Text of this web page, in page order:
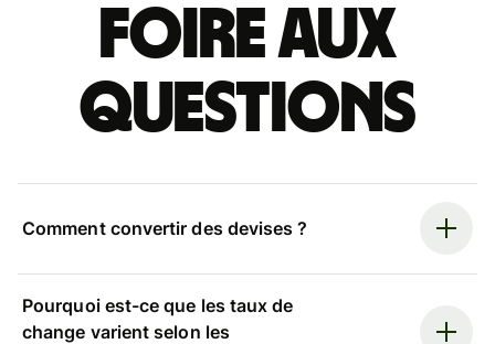
Foire aux
questions
Comment convertir des devises ?
Pourquoi est-ce que les taux de
change varient selon les